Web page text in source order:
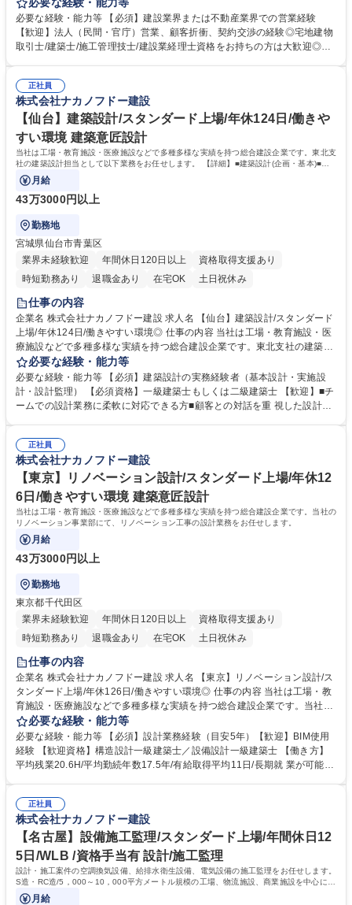
けたプロジェクトを取りまとめます。受注後は関係各所 のフォローに従事
いただきます。 ※変更の範囲:会社の定める業務 ◎年齢や階層に応じた研
修制度が充実しております。資格支援制度もあり、社員ひとりひとりのス
なるため、ゆくゆくは海外建設にも携われるチャンスもございます。 募集
職種 【大阪】建築工事営業/スタンダード上場/年間休日126日/働きやすい
環境◎
必要な経験・能力等 【必須】建設業界または不動産業界での営業経験
【歓迎】法人（民間・官庁）営業、顧客折衝、契約交渉の経験◎宅地建物
取引士/建築士/施工管理技士/建設業経理士資格をお持ちの方は大歓迎◎
会議事堂や日枝神社、浅草寺などの日本を代表する歴史的建造物や、地域
密着の人気ショッピングセンター、海外事業においては、1970年代にシ
ンガポール/アルジェリアでの建設技術協力からスタートし、ホテルや商業
施設の建設/開発プロジェクトなどを手掛けてきました。 学歴・資格 学
歴：大学院 大学 高専 短大 専修学校 高校 語学力： 資格：
正社員
株式会社ナカノフドー建設
【仙台】建築設計/スタンダード上場/年休124日/働きや
すい環境 建築意匠設計
当社は工場・教育施設・医療施設などで多種多様な実績を持つ総合建設企業です。東北支
社の建築設計担当として以下業務をお任せします。 【詳細】■建築設計(企画・基本)■図
面作成■施主・施工部門との調整
月給
43万3000円以上
勤務地
宮城県仙台市青葉区
業界未経験歓迎
年間休日120日以上
資格取得支援あり
時短勤務あり
退職金あり 在宅OK 土日祝休み
仕事の内容
企業名 株式会社ナカノフドー建設 求人名 【仙台】建築設計/スタンダード
上場/年休124日/働きやすい環境◎ 仕事の内容 当社は工場・教育施設・医
療施設などで多種多様な実績を持つ総合建設企業です。東北支社の建築設
計担当として以下業務をお任せします。 【詳細】■建築設計(企画・基本)■
図面作成■施主・施工部門との調整 ■法令確認■顧客対応など※仕事内容の
変更範囲：会社の定める業務 【当社】国会議事堂や浅草寺などの日本を代
表する歴史的建造物や、地域密着の人気ショッピングセンター、海外事業
きました。売上の約3～4割が海外建設のため、将来的には海外建設にも携
われるチャンスもあります。 募集職種 【仙台】建築設計/スタンダード上
場/年休124日/働きやすい環境◎
必要な経験・能力等
必要な経験・能力等 【必須】建築設計の実務経験者（基本設計・実施設
計・設計監理） 【必須資格】一級建築士もしくは二級建築士 【歓迎】■チ
ームでの設計業務に柔軟に対応できる方■顧客との対話を重 視した設計が
業が可能な環境。土日出勤の場合も代休を取得いただきます。月の残業 時
間は45時間を超えることは基本的になく、時差出勤制度もあります◎【充
実した研修制度】階層等に応じた研修制度が充実、資格支援制度もあり。
社員ひとりひとりのスキルアップを後押ししています。 学歴・資格 学
歴：大学院 大学 高専 短大 専修学校 高校 語学力： 資格：一級建築士 二級
建築士
正社員
株式会社ナカノフドー建設
【東京】リノベーション設計/スタンダード上場/年休12
6日/働きやすい環境 建築意匠設計
当社は工場・教育施設・医療施設などで多種多様な実績を持つ総合建設企業です。当社の
リノベーション事業部にて、リノベーション工事の設計業務をお任せします。
月給
43万3000円以上
勤務地
東京都千代田区
業界未経験歓迎
年間休日120日以上
資格取得支援あり
時短勤務あり
退職金あり 在宅OK 土日祝休み
仕事の内容
企業名 株式会社ナカノフドー建設 求人名 【東京】リノベーション設計/ス
タンダード上場/年休126日/働きやすい環境◎ 仕事の内容 当社は工場・教
育施設・医療施設などで多種多様な実績を持つ総合建設企業です。当社の
リノベーション事業部にて、リノベーション工事の設計業務をお任せしま
す。 【詳細】■企画設計の立案 ■コンペ物件プレゼン資料の作成 ■実施設
計（図面作成）■確認申請業務 ■工事監理業務 など ※改修工事の設計に加
えて新築増築に伴う設計等も担当いただきます。 ※建物の改変を伴う業務
タンダード上場/年休126日/働きやすい環境◎
必要な経験・能力等
必要な経験・能力等 【必須】設計業務経験（目安5年）【歓迎】BIM使用
経験 【歓迎資格】構造設計一級建築士／設備設計一級建築士 【働き方】
平均残業20.6H/平均勤続年数17.5年/有給取得平均11日/長期就 業が可能な
制度】階層等に応じた研修制度が充実、資格支援制度もあり。社員ひとり
ひとりのスキルアップを後押ししています。 【グローバルに活躍できる環
境】売上の約3～4割が海外建設となるため、ゆくゆくは海外建設にも携わ
れるチャンスもあります。 学歴・資格 学歴：大学院 大学 高専 短大 専修
学校 高校 語学力： 資格：一級建築士
正社員
株式会社ナカノフドー建設
【名古屋】設備施工監理/スタンダード上場/年間休日12
5日/WLB /資格手当有 設計/施工監理
設計・施工案件の空調換気設備、給排水衛生設備、電気設備の施工監理をお任せします。
S造・RC造/5，000～10，000平方メートル規模の工場、物流施設、商業施設を中心にマ
ンション等もお任せする場合があります。
月給